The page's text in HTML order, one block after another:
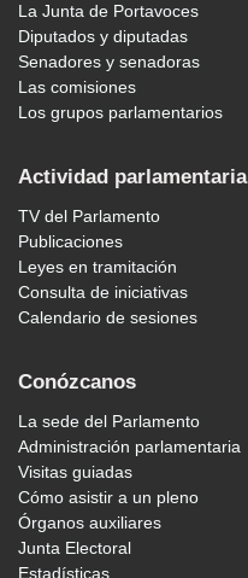
La Junta de Portavoces
Diputados y diputadas
Senadores y senadoras
Las comisiones
Los grupos parlamentarios
Actividad parlamentaria
TV del Parlamento
Publicaciones
Leyes en tramitación
Consulta de iniciativas
Calendario de sesiones
Conózcanos
La sede del Parlamento
Administración parlamentaria
Visitas guiadas
Cómo asistir a un pleno
Órganos auxiliares
Junta Electoral
Estadísticas